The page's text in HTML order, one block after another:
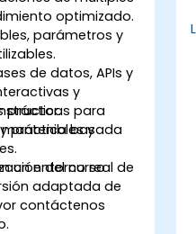
optimizado.
parámetros y
de datos, APIs y
prácticas para
mantenibles y
y
práctica basada
un entorno real de
del curso
adaptada de
contáctenos